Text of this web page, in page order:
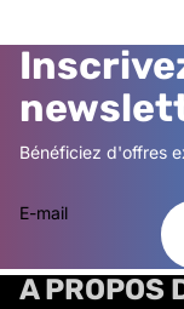
Bénéficiez d'offres
E-mail
A PROPOS